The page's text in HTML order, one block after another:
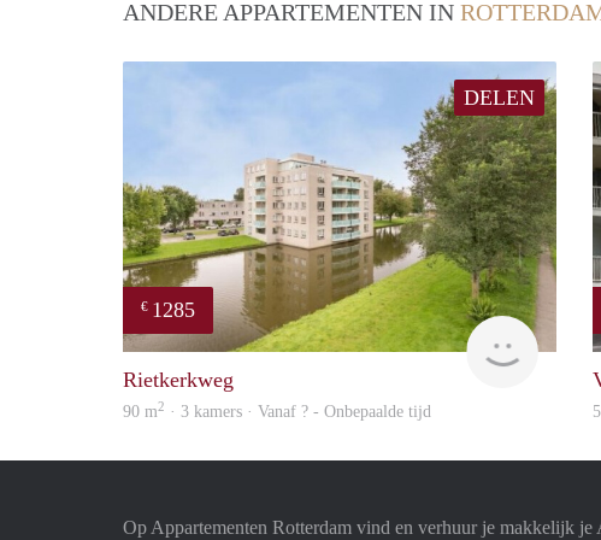
ANDERE APPARTEMENTEN IN
DELEN
€ 1285
Rietkerkweg
90 m2 · 3 kamers · Vanaf ? - Onbepaalde tijd
Op Appartementen Rotterdam vind en verhuur je makkelijk je